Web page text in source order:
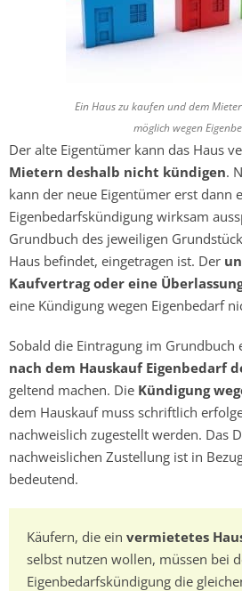
Ein Haus zu kaufen und dem
möglich wegen
Der alte Eigentümer kann das Haus
Mietern deshalb nicht kündigen.
kann der neue Eigentümer erst dann
Eigenbedarfskündigung wirksam
Grundbuch des jeweiligen
Haus befindet, eingetragen ist. Der
Kaufvertrag oder eine
eine Kündigung wegen Eigenbedarf
Sobald die Eintragung im Grundbuch
nach dem Hauskauf Eigenbedarf
geltend machen. Die Kündigung
dem Hauskauf muss schriftlich
nachweislich zugestellt werden. Das
nachweislichen Zustellung ist in
bedeutend.
Käufern, die ein vermietetes
selbst nutzen wollen, müssen bei
Eigenbedarfskündigung die